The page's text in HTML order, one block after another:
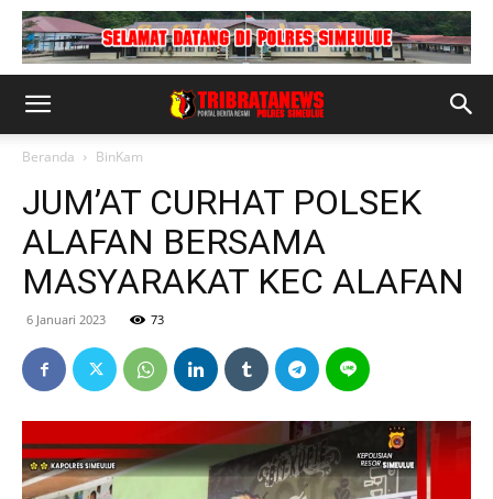
Beranda BinKam
JUM’AT CURHAT POLSEK
ALAFAN BERSAMA
MASYARAKAT KEC ALAFAN
6 Januari 2023 73